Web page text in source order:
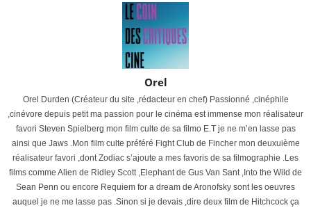
Orel
Orel Durden (Créateur du site ,rédacteur en chef) Passionné ,cinéphile
,cinévore depuis petit ma passion pour le cinéma est immense mon réalisateur
favori Steven Spielberg mon film culte de sa filmo E.T je ne m’en lasse pas
ainsi que Jaws .Mon film culte préféré Fight Club de Fincher mon deuxuième
réalisateur favori ,dont Zodiac s’ajoute a mes favoris de sa filmographie .Les
films comme Alien de Ridley Scott ,Elephant de Gus Van Sant ,Into the Wild de
Sean Penn ou encore Requiem for a dream de Aronofsky sont les oeuvres
auquel je ne me lasse pas .Sinon si je devais ,dire deux film de Hitchcock ça